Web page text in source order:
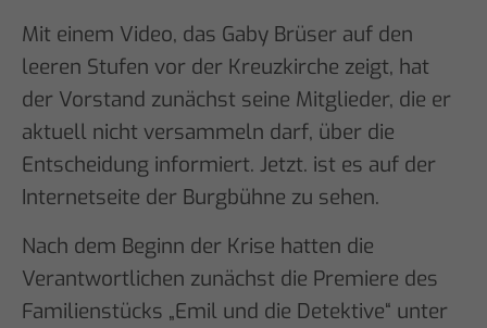
Mit einem Video, das Gaby Brüser auf den
leeren Stufen vor der Kreuzkirche zeigt, hat
der Vorstand zunächst seine Mitglieder, die er
aktuell nicht versammeln darf, über die
Entscheidung informiert. Jetzt. ist es auf der
Internetseite der Burgbühne zu sehen.
Nach dem Beginn der Krise hatten die
Verantwortlichen zunächst die Premiere des
Familienstücks „Emil und die Detektive“ unter